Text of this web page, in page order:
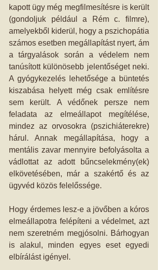
kapott ügy még megfilmesítésre is került
(gondoljuk például a Rém c. filmre),
amelyekből kiderül, hogy a pszichopátia
számos esetben megállapítást nyert, ám
a tárgyalások során a védelem nem
tanúsított különösebb jelentőséget neki.
A gyógykezelés lehetősége a büntetés
kiszabása helyett még csak említésre
sem került. A védőnek persze nem
feladata az elmeállapot megítélése,
mindez az orvosokra (pszichiáterekre)
hárul. Annak megállapítása, hogy a
mentális zavar mennyire befolyásolta a
vádlottat az adott bűncselekmény(ek)
elkövetésében, már a szakértő és az
ügyvéd közös felelőssége.
Hogy érdemes lesz-e a jövőben a kóros
elmeállapotra felépíteni a védelmet, azt
nem szeretném megjósolni. Bárhogyan
is alakul, minden egyes eset egyedi
elbírálást igényel.